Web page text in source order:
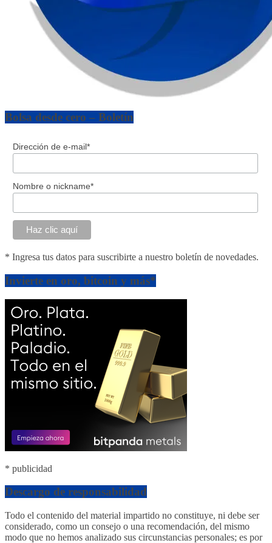
Bolsa desde cero – Boletín
Dirección de e-mail*
Nombre o nickname*
* Ingresa tus datos para suscribirte a nuestro boletín de novedades.
Invierte en oro, bitcoin y más*
* publicidad
Descargo de responsabilidad
Todo el contenido del material impartido no constituye, ni debe ser
considerado, como un consejo o una recomendación, del mismo
modo que no hemos analizado sus circunstancias personales; es por